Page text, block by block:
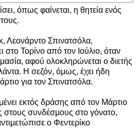
όπως φαίνεται, η θητεία ενός
Λεονάρντο Σπινατσόλα,
στο Τορίνο από τον Ιούλιο, όταν
αφού ολοκληρώνεται ο διετής
Η σεζόν, όμως, έχει ήδη
για τον Σπινατσόλα.
εκτός δράσης από τον Μάρτιο
συνδέσμους στο γόνατο,
ο Φεντερίκο